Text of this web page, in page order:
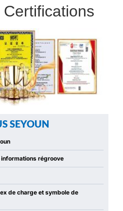
SEYOUN
régroove
de charge et symbole de